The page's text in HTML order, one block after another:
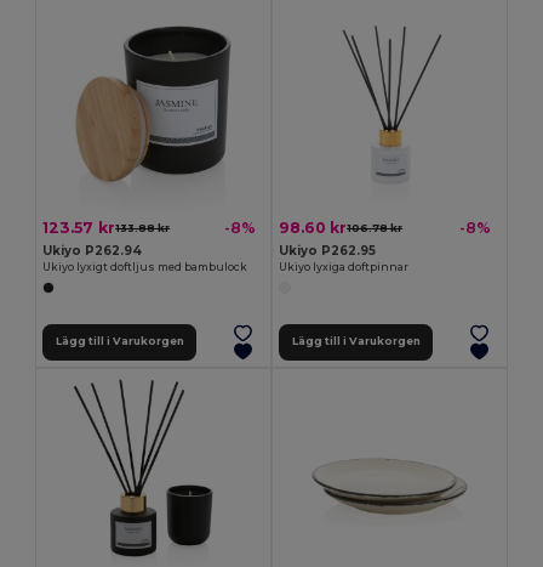
123.57 kr133.88 kr -8%
Ukiyo P262.94
Ukiyo lyxigt doftljus med bambulock
Lägg till i Varukorgen
98.60 kr106.78 kr -8%
Ukiyo P262.95
Ukiyo lyxiga doftpinnar
Lägg till i Varukorgen